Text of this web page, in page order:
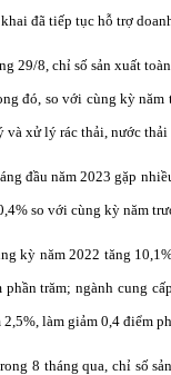
đã tiếp tục hỗ trợ
29/8, chỉ số sản xuất
đó, so với cùng kỳ
xử lý rác thải, nước
đầu năm 2023 gặp
so với cùng kỳ năm
kỳ năm 2022 tăng
trăm; ngành cung
làm giảm 0,4 điểm
8 tháng qua, chỉ số